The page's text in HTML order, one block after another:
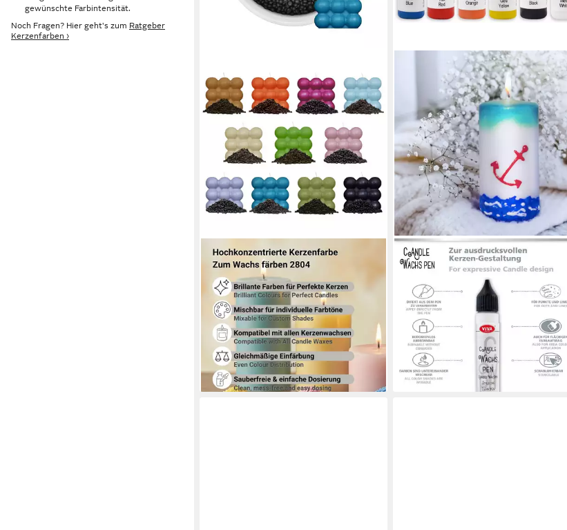
gewünschte Farbintensität.
Noch Fragen? Hier geht's zum Ratgeber
Kerzenfarben ›
DISTREBUTION
Kerzenmalfarbe Kerzenfarben
Wachsfarbe zum Durchfärben Serie
2804, sehr ergiebig
5,49 €
(549,00 €/ 1.000 g)
lieferbar - in 2-3 Werktagen bei dir
+6
LM-KREATIV
Kerzenmalfarbe Wachs Pen Set
Rainbow – 6 Farben je 28 ml,
Kerzenstifte-Set, deckend, mischbar,
feine Spitze
12,95 €
14,95 €
(77,08 €/ 1 l)
-13%
lieferbar - in 2-3 Werktagen bei dir